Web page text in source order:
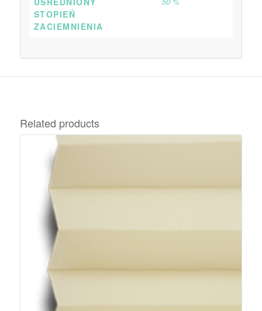
STOPIEŃ
ZACIEMNIENIA
Related products